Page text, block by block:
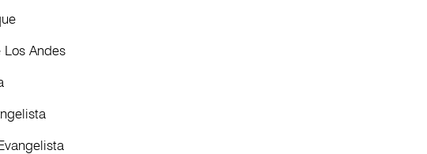
Los Andes